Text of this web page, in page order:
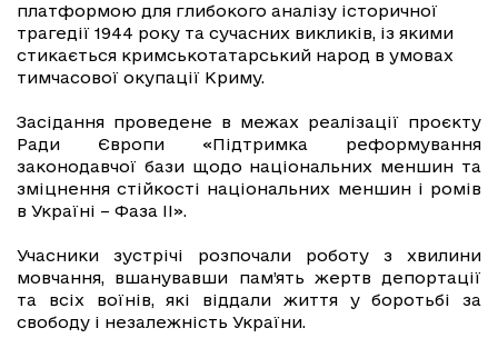
платформою для глибокого аналізу історичної
трагедії 1944 року та сучасних викликів, із якими
стикається кримськотатарський народ в умовах
тимчасової окупації Криму.
Засідання проведене в межах реалізації проєкту
Ради Європи «Підтримка реформування
законодавчої бази щодо національних меншин та
зміцнення стійкості національних меншин і ромів
в Україні – Фаза ІІ».
Учасники зустрічі розпочали роботу з хвилини
мовчання, вшанувавши пам’ять жертв депортації
та всіх воїнів, які віддали життя у боротьбі за
свободу і незалежність України.